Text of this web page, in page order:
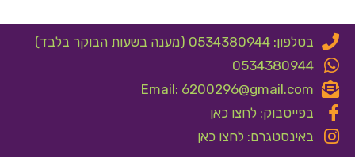
בטלפון: 0534380944 (מענה בשעות הבוקר בלבד)
0534380944
Email: 6200296@gmail.com
בפייסבוק: לחצו כאן
באינסטגרם: לחצו כאן